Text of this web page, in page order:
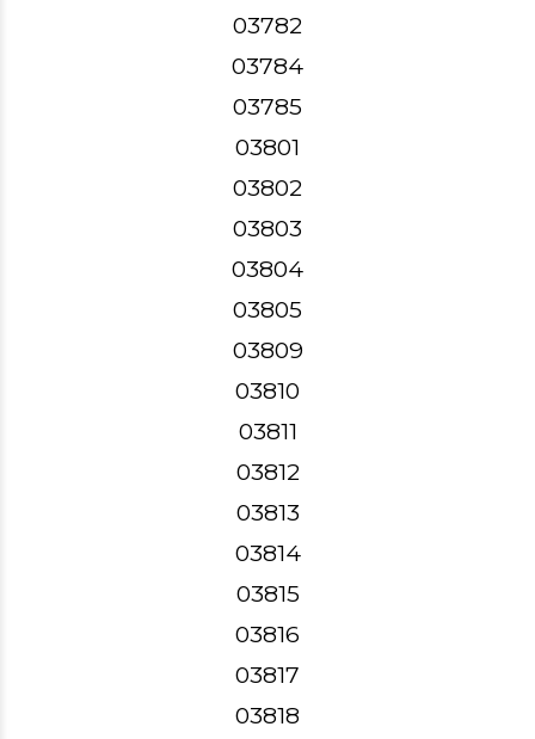
03782
03784
03785
03801
03802
03803
03804
03805
03809
03810
03811
03812
03813
03814
03815
03816
03817
03818